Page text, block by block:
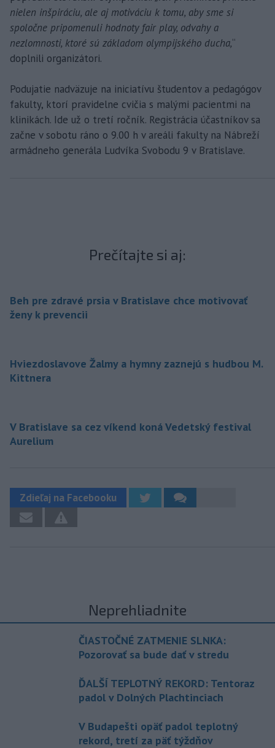
nielen inšpiráciu, ale aj motiváciu k tomu, aby sme si
spoločne pripomenuli hodnoty fair play, odvahy a
nezlomnosti, ktoré sú základom olympijského ducha,“
doplnili organizátori.
Podujatie nadväzuje na iniciatívu študentov a pedagógov
fakulty, ktorí pravidelne cvičia s malými pacientmi na
klinikách. Ide už o tretí ročník. Registrácia účastníkov sa
začne v sobotu ráno o 9.00 h v areáli fakulty na Nábreží
armádneho generála Ludvíka Svobodu 9 v Bratislave.
Prečítajte si aj:
Beh pre zdravé prsia v Bratislave chce motivovať
ženy k prevencii
Hviezdoslavove Žalmy a hymny zaznejú s hudbou M.
Kittnera
V Bratislave sa cez víkend koná Vedetský festival
Aurelium
Zdieľaj na Facebooku
Neprehliadnite
ČIASTOČNÉ ZATMENIE SLNKA:
Pozorovať sa bude dať v stredu
ĎALŠÍ TEPLOTNÝ REKORD: Tentoraz
padol v Dolných Plachtinciach
V Budapešti opäť padol teplotný
rekord, tretí za päť týždňov